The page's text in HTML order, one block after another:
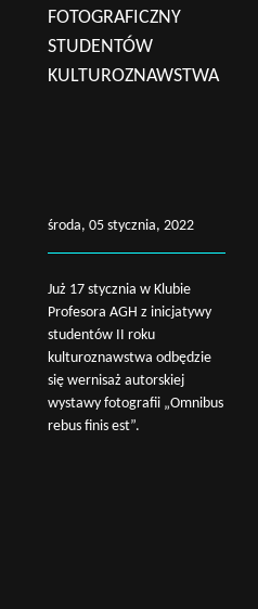
FOTOGRAFICZNY
STUDENTÓW
KULTUROZNAWSTWA
środa, 05 stycznia, 2022
Już 17 stycznia w Klubie
Profesora AGH z inicjatywy
studentów II roku
kulturoznawstwa odbędzie
się wernisaż autorskiej
wystawy fotografii „Omnibus
rebus finis est”.